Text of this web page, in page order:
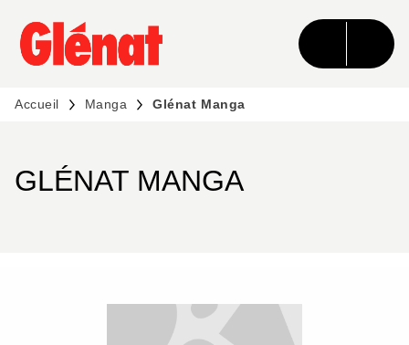
MENU RECHERCHE CONTENU
PIED DE PAGE
Accueil Manga Glénat Manga
GLÉNAT MANGA